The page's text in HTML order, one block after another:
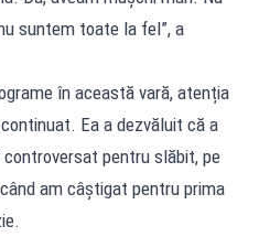
suntem toate la fel”, a
în această vară, atenția
Ea a dezvăluit că a
pentru slăbit, pe
am câştigat pentru prima